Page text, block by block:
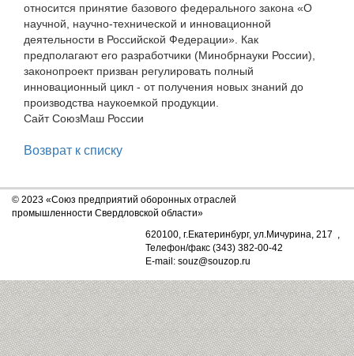
относится принятие базового федерального закона «О
научной, научно-технической и инновационной
деятельности в Российской Федерации». Как
предполагают его разработчики (Минобрнауки России),
законопроект призван регулировать полный
инновационный цикл - от получения новых знаний до
производства наукоемкой продукции.
Сайт СоюзМаш России
Возврат к списку
© 2023 «Союз предприятий оборонных отраслей
промышленности Свердловской области»
620100, г.Екатеринбург, ул.Мичурина, 217 ,
Телефон/факс (343) 382-00-42
E-mail: souz@souzop.ru